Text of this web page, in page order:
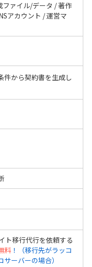
ファイル/データ / 著作
アカウント / 運営マ
件から契約書を生成し
ト移行代行を依頼する
料！（移行先がラッコ
サーバーの場合）